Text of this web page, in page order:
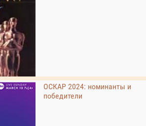
ОСКАР 2024: номинанты и
победители